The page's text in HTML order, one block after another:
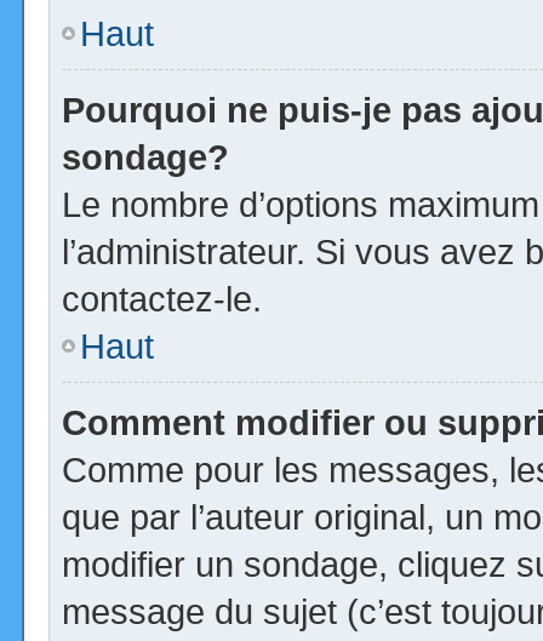
Haut
Pourquoi ne puis-je pas
sondage?
Le nombre d’options
l’administrateur. Si vous avez
contactez-le.
Haut
Comment modifier ou
Comme pour les messages,
que par l’auteur original, un
modifier un sondage, cliquez
message du sujet (c’est